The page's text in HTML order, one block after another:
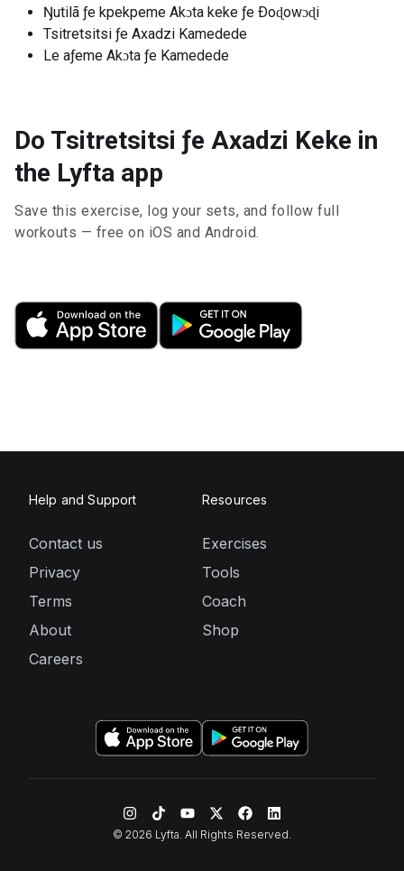
Ŋutilã ƒe kpekpeme Akɔta keke ƒe Ðoɖowɔɖi
Tsitretsitsi ƒe Axadzi Kamedede
Le aƒeme Akɔta ƒe Kamedede
Do Tsitretsitsi ƒe Axadzi Keke in
the Lyfta app
Save this exercise, log your sets, and follow full
workouts — free on iOS and Android.
Help and Support
Contact us
Privacy
Terms
About
Careers
Resources
Exercises
Tools
Coach
Shop
© 2026 Lyfta. All Rights Reserved.